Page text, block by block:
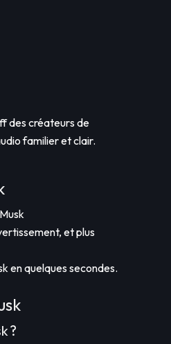
des créateurs de
familier et clair.
et plus
en quelques secondes.
?